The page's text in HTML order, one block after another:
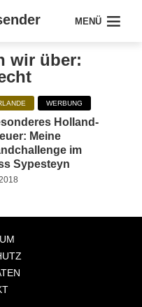
MENÜ
wir über:
WERBUNG
Holland-
Meine
im
Sypesteyn